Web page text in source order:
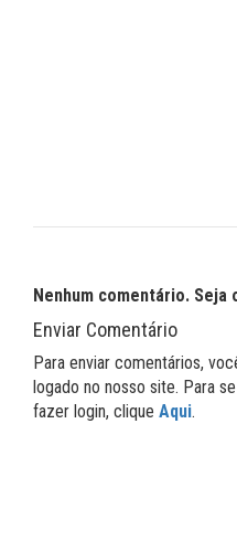
Nenhum comentário.
Enviar Comentário
Para enviar comentários,
logado no nosso site. Para
fazer login, clique Aqui.